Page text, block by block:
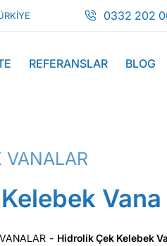
0332 202
REFERANSLAR BLOG
VANALAR
Vana
- Hidrolik Çek Kelebek